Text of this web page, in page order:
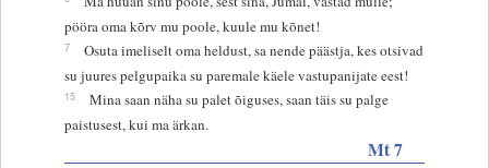
pööra oma kõrv mu poole, kuule mu kõnet!
7
Osuta imeliselt oma heldust, sa nende päästja, kes otsivad
su juures pelgupaika su paremale käele vastupanijate eest!
15
Mina saan näha su palet õiguses, saan täis su palge
paistusest, kui ma ärkan.
Mt 7